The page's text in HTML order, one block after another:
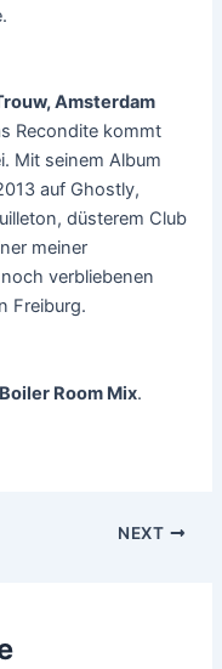
Amsterdam
Recondite kommt
Mit seinem Album
auf Ghostly,
düsterem Club
meiner
verbliebenen
Freiburg.
Room Mix.
NEXT